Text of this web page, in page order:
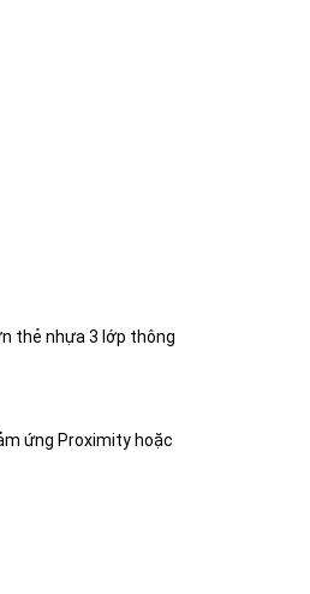
thẻ nhựa 3 lớp thông
ứng Proximity hoặc